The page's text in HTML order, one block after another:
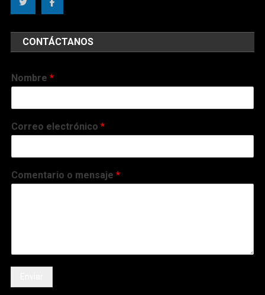
CONTÁCTANOS
Nombre*
Correo electrónico*
Comentario o mensaje*